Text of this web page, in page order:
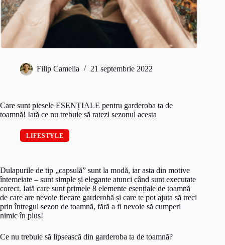
Filip Camelia 21 septembrie 2022
Care sunt piesele ESENȚIALE pentru garderoba ta de
toamnă! Iată ce nu trebuie să ratezi sezonul acesta
LIFESTYLE
Dulapurile de tip „capsulă” sunt la modă, iar asta din motive
întemeiate – sunt simple și elegante atunci când sunt executate
corect. Iată care sunt primele 8 elemente esențiale de toamnă
de care are nevoie fiecare garderobă și care te pot ajuta să treci
prin întregul sezon de toamnă, fără a fi nevoie să cumperi
nimic în plus!
Ce nu trebuie să lipsească din garderoba ta de toamnă?